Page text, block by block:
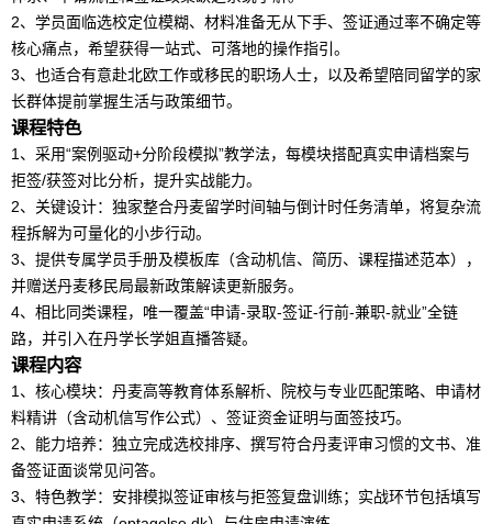
2、学员面临选校定位模糊、材料准备无从下手、签证通过率不确定等
核心痛点，希望获得一站式、可落地的操作指引。
3、也适合有意赴北欧工作或移民的职场人士，以及希望陪同留学的家
长群体提前掌握生活与政策细节。
课程特色
1、采用“案例驱动+分阶段模拟”教学法，每模块搭配真实申请档案与
拒签/获签对比分析，提升实战能力。
2、关键设计：独家整合丹麦留学时间轴与倒计时任务清单，将复杂流
程拆解为可量化的小步行动。
3、提供专属学员手册及模板库（含动机信、简历、课程描述范本），
并赠送丹麦移民局最新政策解读更新服务。
4、相比同类课程，唯一覆盖“申请-录取-签证-行前-兼职-就业”全链
路，并引入在丹学长学姐直播答疑。
课程内容
1、核心模块：丹麦高等教育体系解析、院校与专业匹配策略、申请材
料精讲（含动机信写作公式）、签证资金证明与面签技巧。
2、能力培养：独立完成选校排序、撰写符合丹麦评审习惯的文书、准
备签证面谈常见问答。
3、特色教学：安排模拟签证审核与拒签复盘训练；实战环节包括填写